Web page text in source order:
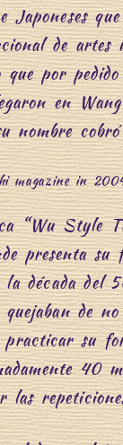
Japoneses
de artes
por
en
nombre
magazine in
“Wu Style
presenta su
la década del
quejaban de
su
40
las